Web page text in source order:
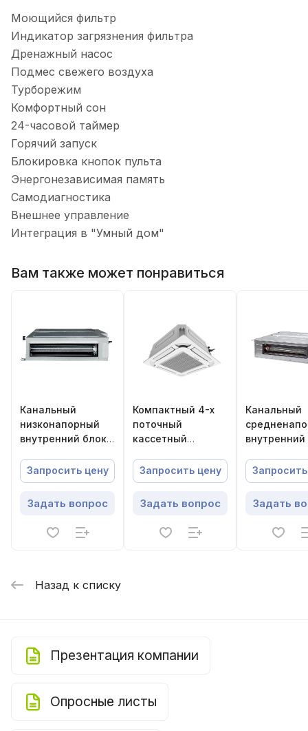
Моющийся фильтр
Индикатор загрязнения фильтра
Дренажный насос
Подмес свежего воздуха
Турборежим
Комфортный сон
24-часовой таймер
Горячий запуск
Блокировка кнопок пульта
Энергонезависимая память
Самодиагностика
Внешнее управление
Интеграция в "Умный дом"
Вам также может понравиться
Канальный
низконапорный
внутренний блок
SMZDS09V2AI
Запросить цену
Задать вопрос
Компактный 4-х
поточный
кассетный
VRF-систем
Energolux
Запросить цену
Задать вопрос
Канальный
внутренний
SMZD36V3AI
Задать
Назад к списку
Презентация компании
Опросные листы